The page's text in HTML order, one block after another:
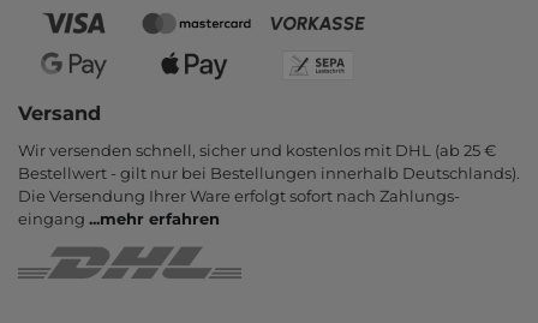
Versand
Wir versenden schnell, sicher und kostenlos mit DHL (ab 25 €
Bestell­wert - gilt nur bei Bestel­lungen inner­halb Deutsch­lands).
Die Ver­sendung Ihrer Ware er­folgt sofort nach Zahlungs­
eingang ...mehr erfahren